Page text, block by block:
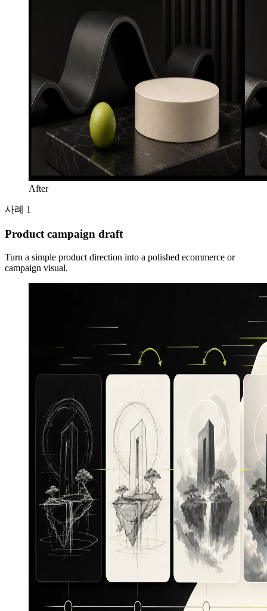
After
사례 1
Product campaign draft
Turn a simple product direction into a polished ecommerce or
campaign visual.